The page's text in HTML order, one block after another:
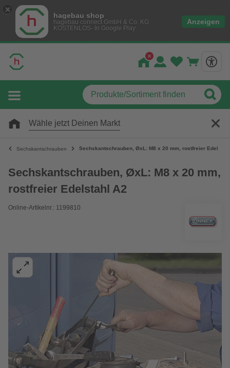
hagebau shop
hagebau connect GmbH & Co. KG
KOSTENLOS- In Google Play
Anzeigen
Wähle jetzt Deinen Markt
Sechskantschrauben Sechskantschrauben, ØxL: M8 x 20 mm, rostfreier
Sechskantschrauben, ØxL: M8 x 20 mm,
rostfreier Edelstahl A2
Online-Artikelnr.: 1199810